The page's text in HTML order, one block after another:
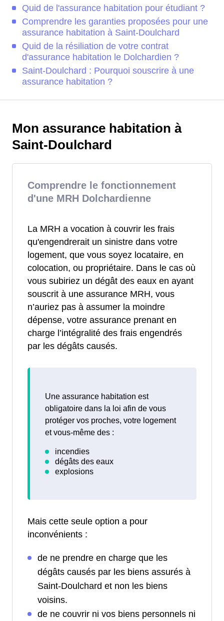
Quid de l'assurance habitation pour étudiant ?
Comprendre les garanties proposées pour une
assurance habitation à Saint-Doulchard
Quid de la résiliation de votre contrat
d'assurance habitation le Dolchardien ?
Saint-Doulchard : Pourquoi souscrire à une
assurance habitation ?
Mon assurance habitation à
Saint-Doulchard
Comprendre le fonctionnement
d'une MRH Dolchardienne
La MRH a vocation à couvrir les frais
qu'engendrerait un sinistre dans votre
logement, que vous soyez locataire, en
colocation, ou propriétaire. Dans le cas où
vous subiriez un dégât des eaux en ayant
souscrit à une assurance MRH, vous
n’auriez pas à assumer la moindre
dépense, votre assurance prenant en
charge l’intégralité des frais engendrés
par les dégâts causés.
Une assurance habitation est
obligatoire dans la loi afin de vous
protéger vos proches, votre logement
et vous-même des :
Mais cette seule option a pour
inconvénients :
de ne prendre en charge que les
dégâts causés par les biens assurés à
Saint-Doulchard et non les biens
voisins.
de ne couvrir ni vos biens personnels ni